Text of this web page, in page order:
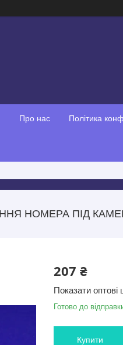
Про нас Політика
НОМЕРА ПІД
207 ₴
Показати оптові
Готово до
Купити